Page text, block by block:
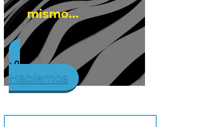
mismo...
Hablemos